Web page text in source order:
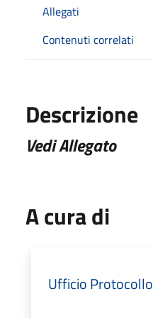
Allegati
Contenuti correlati
Descrizione
Vedi Allegato
A cura di
Ufficio Protocollo